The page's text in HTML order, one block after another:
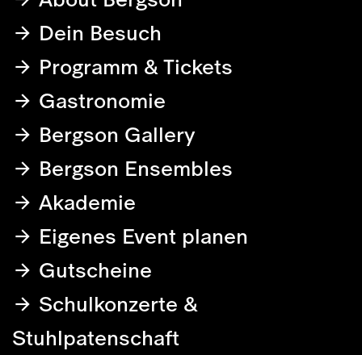
Dein Besuch
Programm & Tickets
Gastronomie
Bergson Gallery
Bergson Ensembles
Akademie
Eigenes Event planen
Gutscheine
Schulkonzerte &
Stuhlpatenschaft